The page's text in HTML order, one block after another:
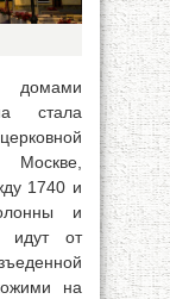
стала
1740 и
и
идут от
на